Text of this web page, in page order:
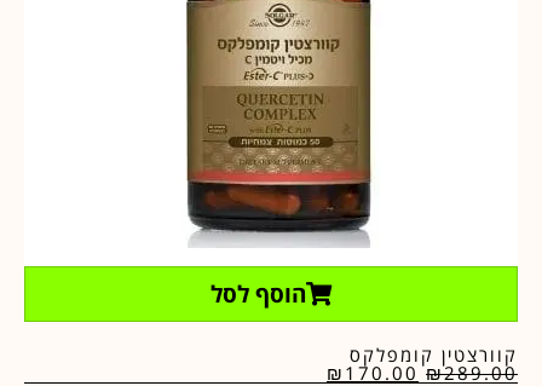
הוסף לסל
קוורצטין קומפלקס
₪289.00
₪ 170.00